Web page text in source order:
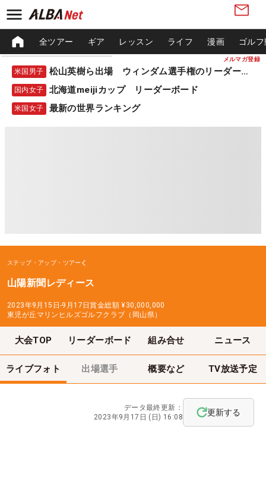
メルマガ登録
全ツアー ギア レッスン ライフ 漫画 ゴル
米国男子 松山英樹ら出場 ウィンダム選手権のリーダーボード
国内女子 北海道meijiカップ リーダーボード
米国女子 最新の世界ランキング
ステップ・アップ・ツアー
山陽新聞レディース
2023年9月15日-9月17日賞金総額 ¥30,000,000
東児が丘マリンヒルズゴルフクラブ（岡山県）
大会TOP リーダーボード 組み合せ ニュース
ライブフォト 出場選手 概要など TV放送予定
データ最終更新：
2023年9月17日 (日) 16:08
更新する